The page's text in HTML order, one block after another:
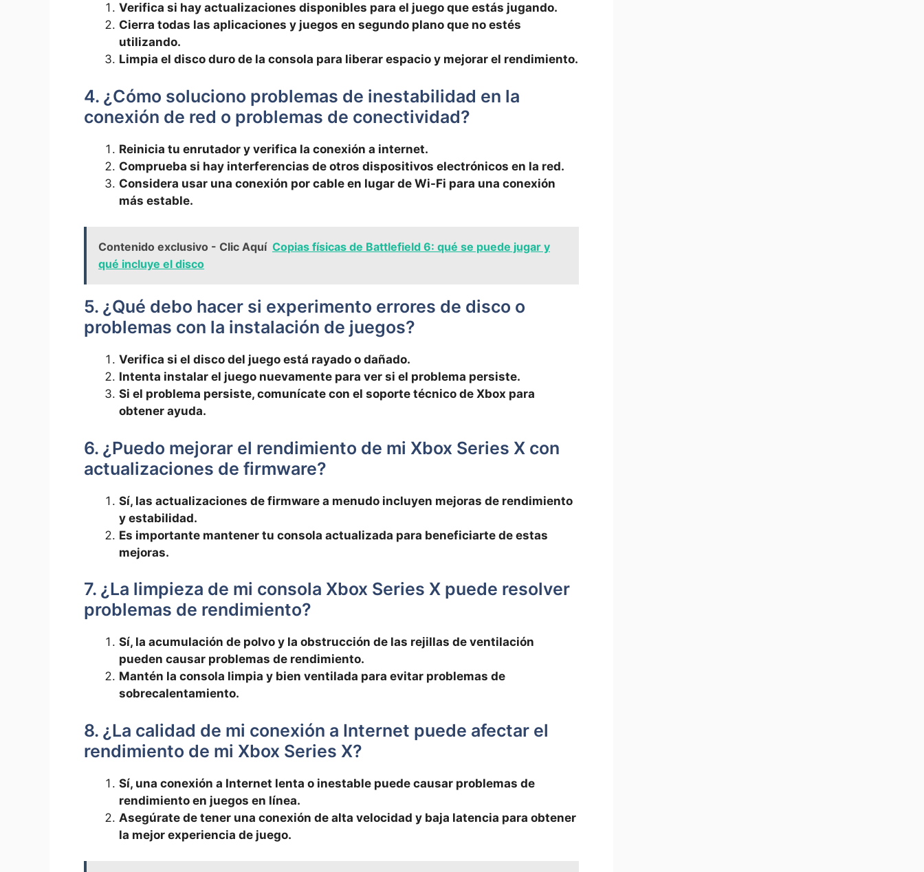
Verifica⁢ si‍ hay actualizaciones disponibles para el juego que estás jugando.
Cierra todas las aplicaciones y juegos ⁢en segundo plano‍ que no estés
⁢utilizando.
Limpia el disco duro de la consola para liberar espacio y‌ mejorar el rendimiento.
4. ¿Cómo soluciono‍ problemas de inestabilidad en la
conexión de red⁢ o problemas de conectividad?
Reinicia tu enrutador y verifica la conexión a internet.
Comprueba si hay interferencias ⁤de otros dispositivos electrónicos en la red.
Considera usar una conexión⁤ por cable en lugar de Wi-Fi para una conexión
más estable.
Contenido exclusivo - Clic Aquí Copias físicas de Battlefield 6: qué se puede jugar y
qué incluye el disco
5. ¿Qué⁣ debo⁣ hacer si experimento ⁤errores​ de disco o
problemas con la instalación de juegos?
Verifica si​ el disco del juego está rayado o dañado.
Intenta ‍instalar el juego nuevamente para ver si el problema persiste.
Si⁣ el problema ​persiste, comunícate⁤ con el‌ soporte técnico de Xbox​ para
⁤obtener ayuda.
6. ¿Puedo mejorar el⁤ rendimiento de mi⁤ Xbox Series X con⁣
actualizaciones de firmware?
Sí, las actualizaciones de firmware a menudo incluyen mejoras de rendimiento
⁣y estabilidad.
Es importante mantener tu consola ​actualizada para beneficiarte de⁤ estas
⁢mejoras.
7. ¿La limpieza de​ mi consola Xbox Series X puede resolver
problemas de rendimiento?
Sí, la acumulación de polvo y la obstrucción ⁣de las rejillas de ventilación
pueden ⁣causar problemas ‍de rendimiento.
Mantén la consola limpia y bien ventilada para evitar problemas de
sobrecalentamiento.
8. ¿La calidad de mi conexión a Internet puede afectar el
rendimiento de‍ mi Xbox Series X?
Sí, una ​conexión a Internet lenta o inestable puede causar‌ problemas ‍de
rendimiento en ‌juegos en línea.
Asegúrate de tener una conexión de alta velocidad ⁢y baja latencia para obtener
la mejor experiencia de juego.